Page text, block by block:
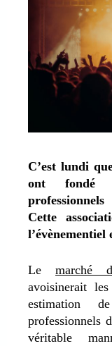
C’est lundi
ont fondé
Cette
l’évènementiel
Le marché
avoisinerait
estimation
professionnels
véritable